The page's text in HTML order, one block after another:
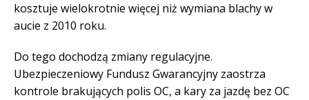
kosztuje wielokrotnie więcej niż wymiana blachy w
aucie z 2010 roku.
Do tego dochodzą zmiany regulacyjne.
Ubezpieczeniowy Fundusz Gwarancyjny zaostrza
kontrole brakujących polis OC, a kary za jazdę bez OC